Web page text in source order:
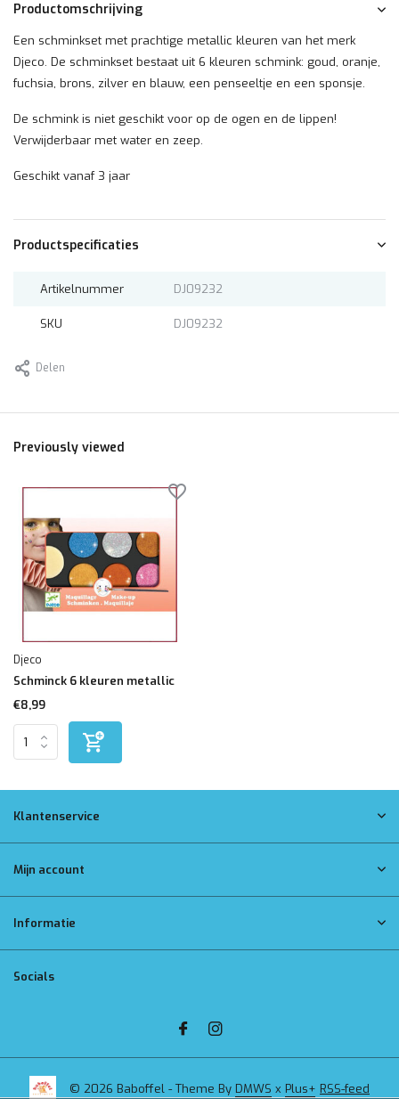
Productomschrijving
Een schminkset met prachtige metallic kleuren van het merk
Djeco. De schminkset bestaat uit 6 kleuren schmink: goud, oranje,
fuchsia, brons, zilver en blauw, een penseeltje en een sponsje.
De schmink is niet geschikt voor op de ogen en de lippen!
Verwijderbaar met water en zeep.
Geschikt vanaf 3 jaar
Productspecificaties
Artikelnummer DJ09232
SKU DJ09232
Delen
Previously viewed
Djeco
Schminck 6 kleuren metallic
€8,99
Klantenservice
Mijn account
Informatie
Socials
© 2026 Baboffel - Theme By DMWS x Plus+ RSS-feed